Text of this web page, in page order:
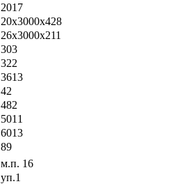
2017
20x3000x428
26x3000x211
303
322
3613
42
482
5011
6013
89
м.п. 16
уп.1